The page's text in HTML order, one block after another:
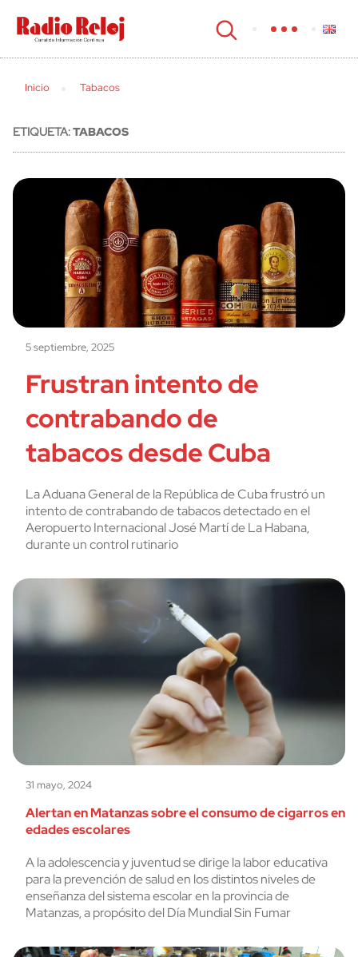
cerrar
Inicio Tabacos
ETIQUETA:TABACOS
5 septiembre, 2025
Frustran intento de
contrabando de
tabacos desde Cuba
La Aduana General de la República de Cuba frustró un
intento de contrabando de tabacos detectado en el
Aeropuerto Internacional José Martí de La Habana,
durante un control rutinario
31 mayo, 2024
Alertan en Matanzas sobre el consumo de cigarros en
edades escolares
A la adolescencia y juventud se dirige la labor educativa
para la prevención de salud en los distintos niveles de
enseñanza del sistema escolar en la provincia de
Matanzas, a propósito del Día Mundial Sin Fumar